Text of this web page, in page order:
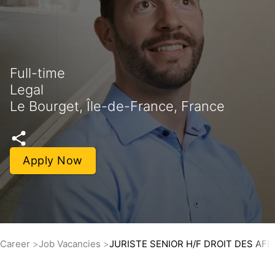
Full-time
Legal
Le Bourget, Île-de-France, France
Apply Now
Career Job Vacancies JURISTE SENIOR H/F DROIT DES